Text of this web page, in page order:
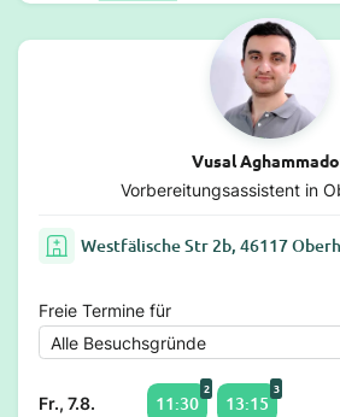
Vusal
Vorbereitungsassistent in
Westfälische Str 2b, 46117
Freie Termine für
Fr., 7.8. 11:30
2
13:15
3